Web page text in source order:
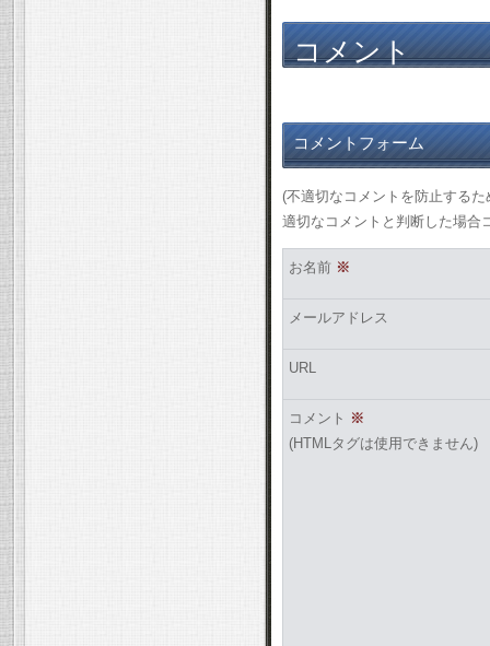
コメント
コメントフォーム
(不適切なコメントを防止する
適切なコメントと判断した場合
お名前 ※
メールアドレス
URL
コメント ※
(HTMLタグは使用できません)